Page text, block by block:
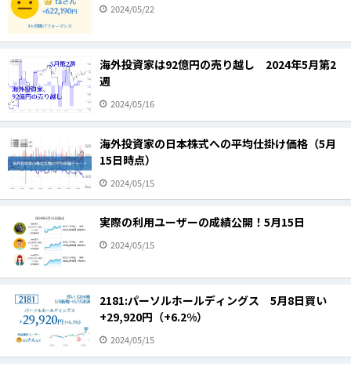
2024/05/22
海外投資家は92億円の売り越し 2024年5月第2
週
2024/05/16
海外投資家の日本株式への平均仕掛け価格（5月
15日時点）
2024/05/15
実際の利用ユーザーの成績公開！5月15日
2024/05/15
2181:パーソルホールディングス 5月8日買い
+29,920円（+6.2%）
2024/05/15